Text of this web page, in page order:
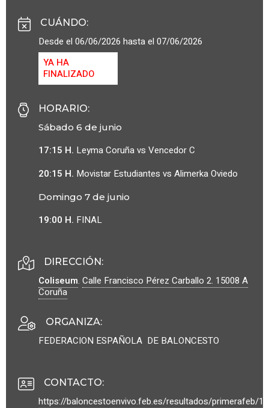
CUÁNDO:
Desde el 06/06/2026 hasta el 07/06/2026
YA HA
FINALIZADO
HORARIO:
Sábado 6 de junio
17:15 H. Leyma Coruña vs Vencedor C
20:15 H. Movistar Estudiantes vs Alimerka Oviedo
Domingo 7 de junio
19:00 H. FINAL
DIRECCIÓN:
Coliseum. Calle Francisco Pérez Carballo 2. 15008 A
Coruña
ORGANIZA:
FEDERACION ESPAÑOLA DE BALONCESTO
CONTACTO:
https://baloncestoenvivo.feb.es/resultados/primerafeb/1/